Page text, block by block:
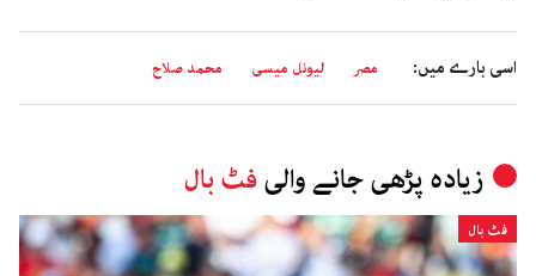
اسی بارے میں: مصر لیونل میسی محمد صلاح
زیادہ پڑھی جانے والیفٹ بال
فٹ بال